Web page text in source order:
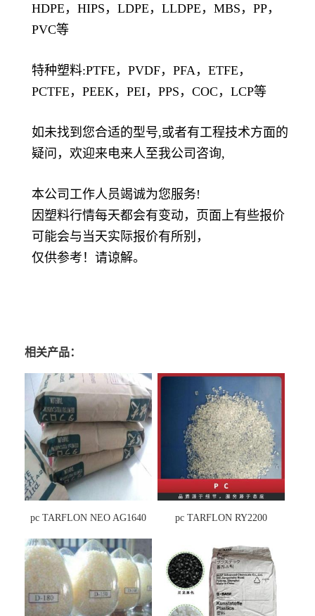
HDPE，HIPS，LDPE，LLDPE，MBS，PP，
PVC等
特种塑料:PTFE，PVDF，PFA，ETFE，
PCTFE，PEEK，PEI，PPS，COC，LCP等
如未找到您合适的型号,或者有工程技术方面的
疑问，欢迎来电来人至我公司咨询,
本公司工作人员竭诚为您服务!
因塑料行情每天都会有变动，页面上有些报价
可能会与当天实际报价有所别，
仅供参考！请谅解。
相关产品：
pc TARFLON NEO AG1640 pc TARFLON RY2200